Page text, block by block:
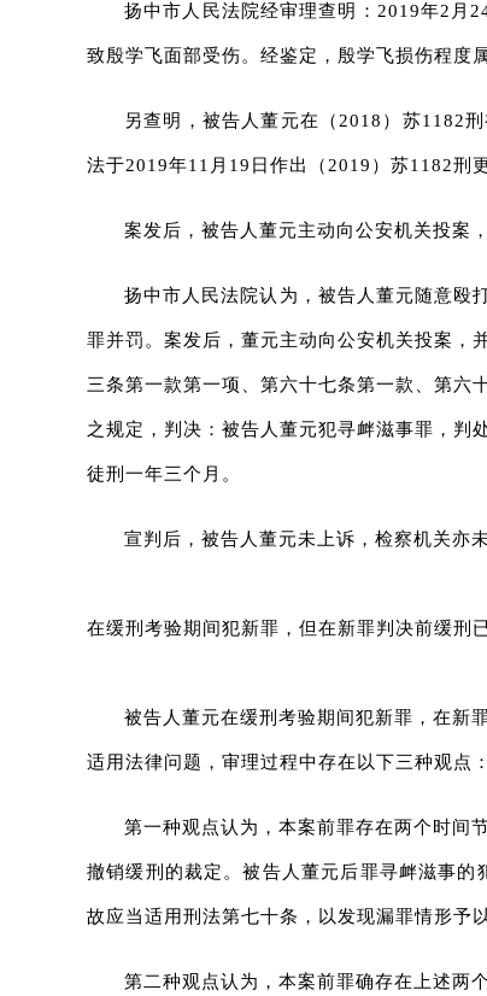
扬中市人民法院经审理查明：2019年2月
致殷学飞面部受伤。经鉴定，殷学飞损伤程度
另查明，被告人董元在（2018）苏1182
法于2019年11月19日作出（2019）苏1182刑
案发后，被告人董元主动向公安机关投案
扬中市人民法院认为，被告人董元随意殴
罪并罚。案发后，董元主动向公安机关投案，
三条第一款第一项、第六十七条第一款、第六
之规定，判决：被告人董元犯寻衅滋事罪，判
徒刑一年三个月。
宣判后，被告人董元未上诉，检察机关亦
在缓刑考验期间犯新罪，但在新罪判决前缓刑
被告人董元在缓刑考验期间犯新罪，在新
适用法律问题，审理过程中存在以下三种观点：
第一种观点认为，本案前罪存在两个时间
撤销缓刑的裁定。被告人董元后罪寻衅滋事的
故应当适用刑法第七十条，以发现漏罪情形予
第二种观点认为，本案前罪确存在上述两